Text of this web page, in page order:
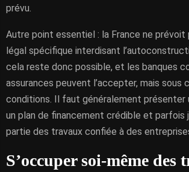
prévu.
Autre point essentiel : la France ne prévoit
légal spécifique interdisant
cela reste donc possible, et les banques
assurances peuvent l’accepter, mais sous
conditions. Il faut généralement présenter
un plan de financement crédible et parfois
partie des travaux confiée à des
S’occuper soi-même des